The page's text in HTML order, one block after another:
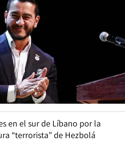
en el sur de Líbano por la
“terrorista” de Hezbolá